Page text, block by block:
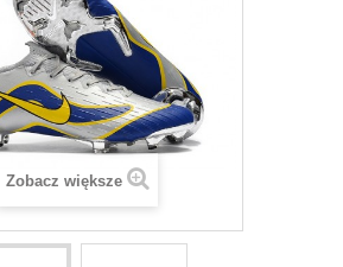
Zobacz większe